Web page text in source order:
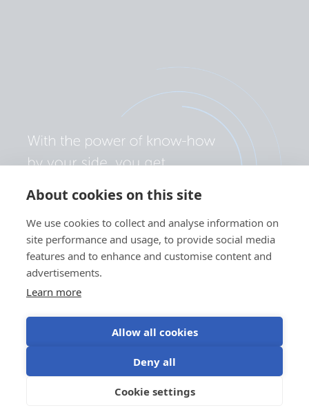
About cookies on this site
We use cookies to collect and analyse information on
site performance and usage, to provide social media
features and to enhance and customise content and
advertisements.
Learn more
Allow all cookies
Deny all
Cookie settings
cookie 的使用
©Victron Energy 2026